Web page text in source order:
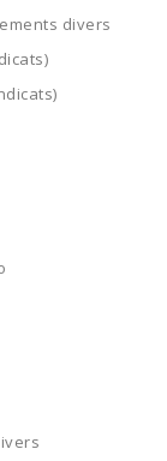
divers